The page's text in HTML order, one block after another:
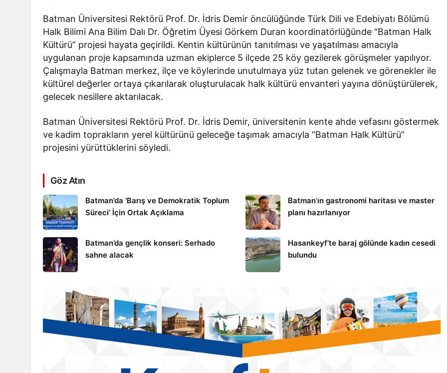
Batman Üniversitesi Rektörü Prof. Dr. İdris Demir öncülüğünde Türk Dili ve Edebiyatı Bölümü
Halk Bilimi Ana Bilim Dalı Dr. Öğretim Üyesi Görkem Duran koordinatörlüğünde “Batman Halk
Kültürü” projesi hayata geçirildi. Kentin kültürünün tanıtılması ve yaşatılması amacıyla
uygulanan proje kapsamında uzman ekiplerce 5 ilçede 25 köy gezilerek görüşmeler yapılıyor.
Çalışmayla Batman merkez, ilçe ve köylerinde unutulmaya yüz tutan gelenek ve görenekler ile
kültürel değerler ortaya çıkarılarak oluşturulacak halk kültürü envanteri yayına dönüştürülerek,
gelecek nesillere aktarılacak.
Batman Üniversitesi Rektörü Prof. Dr. İdris Demir, üniversitenin kente ahde vefasını göstermek
ve kadim toprakların yerel kültürünü geleceğe taşımak amacıyla “Batman Halk Kültürü”
projesini yürüttüklerini söyledi.
Göz Atın
Batman’da ‘Barış ve Demokratik Toplum
Süreci’ İçin Ortak Açıklama
Batman’ın gastronomi haritası ve master
planı hazırlanıyor
Batman’da gençlik konseri: Serhado
sahne alacak
Hasankeyf’te baraj gölünde kadın cesedi
bulundu